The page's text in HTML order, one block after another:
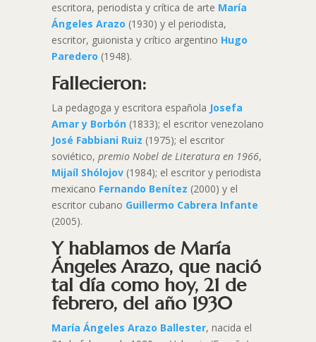
escritora, periodista y crítica de arte María
Ángeles Arazo (1930) y el periodista,
escritor, guionista y crítico argentino Hugo
Paredero (1948).
Fallecieron:
La pedagoga y escritora española Josefa
Amar y Borbón(1833); el escritor venezolano
José Fabbiani Ruiz (1975); el escritor
soviético, premio Nobel de Literatura en 1966,
Mijaíl Shólojov(1984); el escritor y periodista
mexicano Fernando Benítez (2000) y el
escritor cubano Guillermo Cabrera Infante
(2005).
Y hablamos de María
Ángeles Arazo, que nació
tal día como hoy, 21 de
febrero, del año 1930
María Ángeles Arazo Ballester, nacida el